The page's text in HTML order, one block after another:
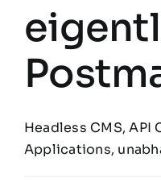
Headless CMS, API
Applications,